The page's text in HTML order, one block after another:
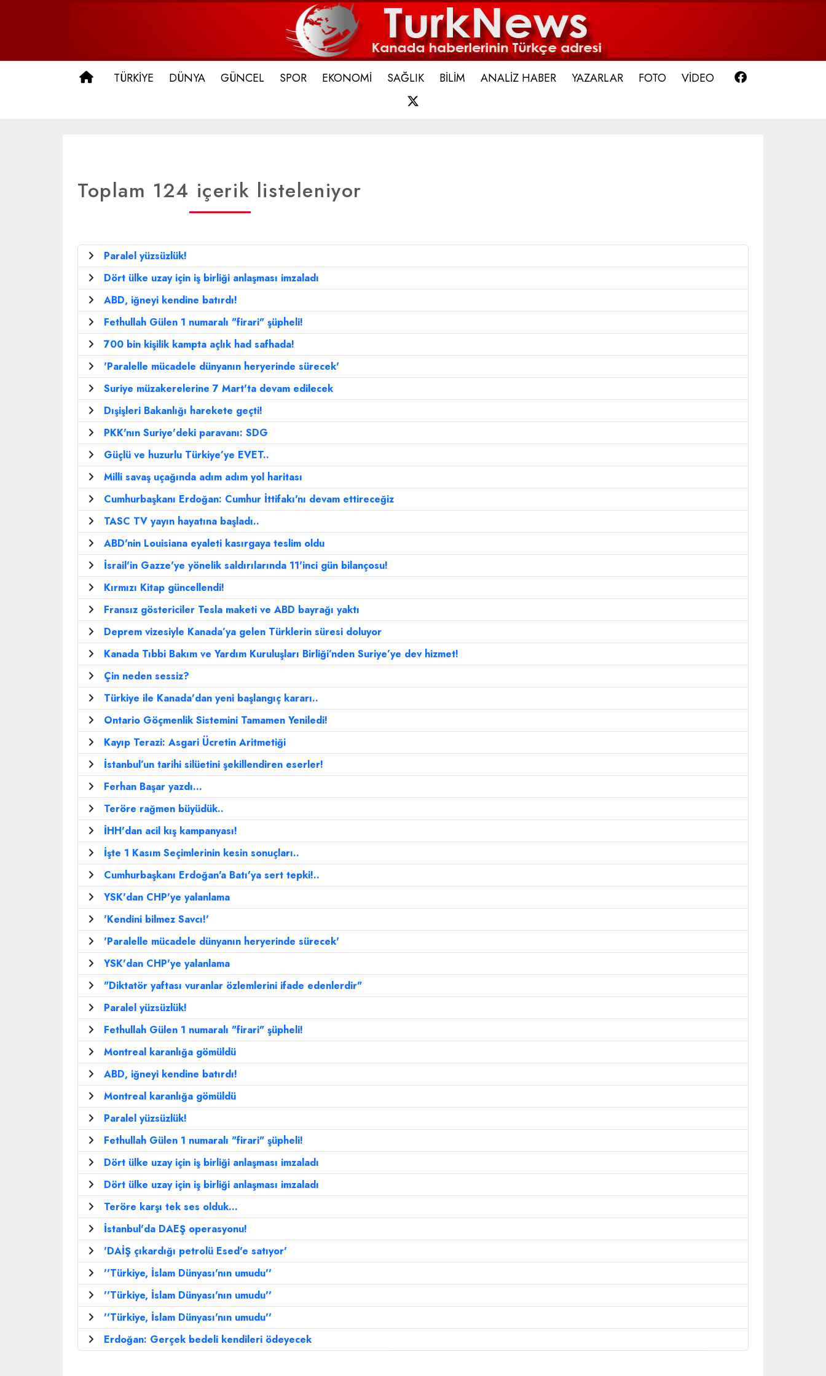
ANA SAYFA
TÜRKİYE DÜNYA GÜNCEL SPOR EKONOMİ SAĞLIK BİLİM ANALİZ HABER YAZARLAR FOTO VİDEO
Toplam 124 içerik listeleniyor
Paralel yüzsüzlük!
Dört ülke uzay için iş birliği anlaşması imzaladı
ABD, iğneyi kendine batırdı!
Fethullah Gülen 1 numaralı "firari" şüpheli!
700 bin kişilik kampta açlık had safhada!
'Paralelle mücadele dünyanın heryerinde sürecek'
Suriye müzakerelerine 7 Mart'ta devam edilecek
Dışişleri Bakanlığı harekete geçti!
PKK'nın Suriye'deki paravanı: SDG
Güçlü ve huzurlu Türkiye’ye EVET..
Milli savaş uçağında adım adım yol haritası
Cumhurbaşkanı Erdoğan: Cumhur İttifakı'nı devam ettireceğiz
TASC TV yayın hayatına başladı..
ABD'nin Louisiana eyaleti kasırgaya teslim oldu
İsrail'in Gazze'ye yönelik saldırılarında 11'inci gün bilançosu!
Kırmızı Kitap güncellendi!
Fransız göstericiler Tesla maketi ve ABD bayrağı yaktı
Deprem vizesiyle Kanada’ya gelen Türklerin süresi doluyor
Kanada Tıbbi Bakım ve Yardım Kuruluşları Birliği’nden Suriye’ye dev hizmet!
Çin neden sessiz?
Türkiye ile Kanada'dan yeni başlangıç kararı..
Ontario Göçmenlik Sistemini Tamamen Yeniledi!
Kayıp Terazi: Asgari Ücretin Aritmetiği
İstanbul’un tarihi silüetini şekillendiren eserler!
Ferhan Başar yazdı...
Teröre rağmen büyüdük..
İHH'dan acil kış kampanyası!
İşte 1 Kasım Seçimlerinin kesin sonuçları..
Cumhurbaşkanı Erdoğan'a Batı'ya sert tepki!..
YSK'dan CHP'ye yalanlama
'Kendini bilmez Savcı!'
'Paralelle mücadele dünyanın heryerinde sürecek'
YSK'dan CHP'ye yalanlama
"Diktatör yaftası vuranlar özlemlerini ifade edenlerdir"
Paralel yüzsüzlük!
Fethullah Gülen 1 numaralı "firari" şüpheli!
Montreal karanlığa gömüldü
ABD, iğneyi kendine batırdı!
Montreal karanlığa gömüldü
Paralel yüzsüzlük!
Fethullah Gülen 1 numaralı "firari" şüpheli!
Dört ülke uzay için iş birliği anlaşması imzaladı
Dört ülke uzay için iş birliği anlaşması imzaladı
Teröre karşı tek ses olduk...
İstanbul'da DAEŞ operasyonu!
'DAİŞ çıkardığı petrolü Esed'e satıyor'
''Türkiye, İslam Dünyası'nın umudu''
''Türkiye, İslam Dünyası'nın umudu''
''Türkiye, İslam Dünyası'nın umudu''
Erdoğan: Gerçek bedeli kendileri ödeyecek